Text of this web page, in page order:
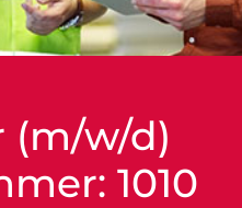
(m/w/d)
1010